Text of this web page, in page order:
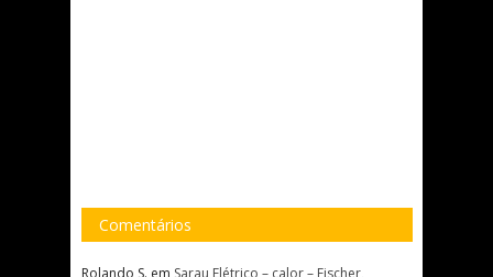
Comentários
Rolando S. em Sarau Elétrico – calor – Fischer,